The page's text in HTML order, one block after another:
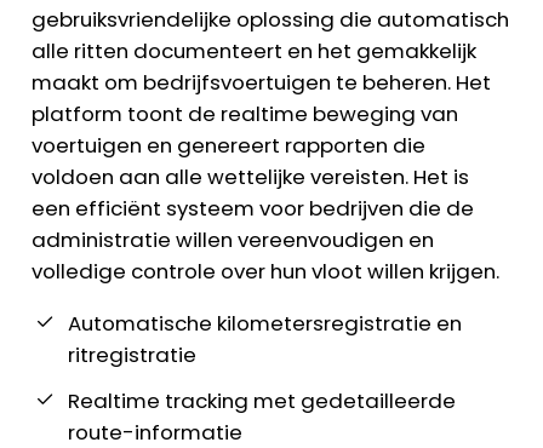
gebruiksvriendelijke oplossing die automatisch
alle ritten documenteert en het gemakkelijk
maakt om bedrijfsvoertuigen te beheren. Het
platform toont de realtime beweging van
voertuigen en genereert rapporten die
voldoen aan alle wettelijke vereisten. Het is
een efficiënt systeem voor bedrijven die de
administratie willen vereenvoudigen en
volledige controle over hun vloot willen krijgen.
Automatische kilometersregistratie en
ritregistratie
Realtime tracking met gedetailleerde
route-informatie